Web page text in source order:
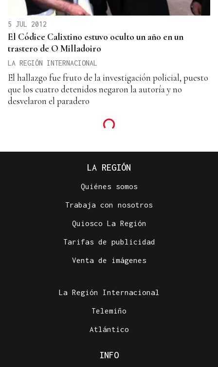
5 JUL 2012
El Códice Calixtino estuvo oculto un año en un
trastero de O Milladoiro
LA REGIÓN INTERNACIONAL
El hallazgo fue fruto de la investigación policial, puesto
que los cuatro detenidos negaron la autoría y no
desvelaron el paradero
LA REGIÓN
Quiénes somos
Trabaja con nosotros
Quiosco La Región
Tarifas de publicidad
Venta de imágenes
La Región Internacional
Telemiño
Atlántico
INFO